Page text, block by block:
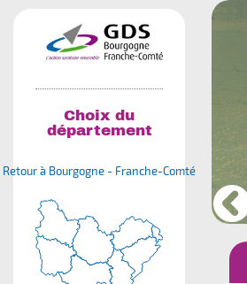
Choix du
département
Retour à Bourgogne - Franche-Comté